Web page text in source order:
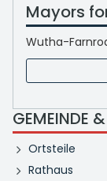
Mayors
Wutha-
GEMEINDE
Ortsteile
Rathaus